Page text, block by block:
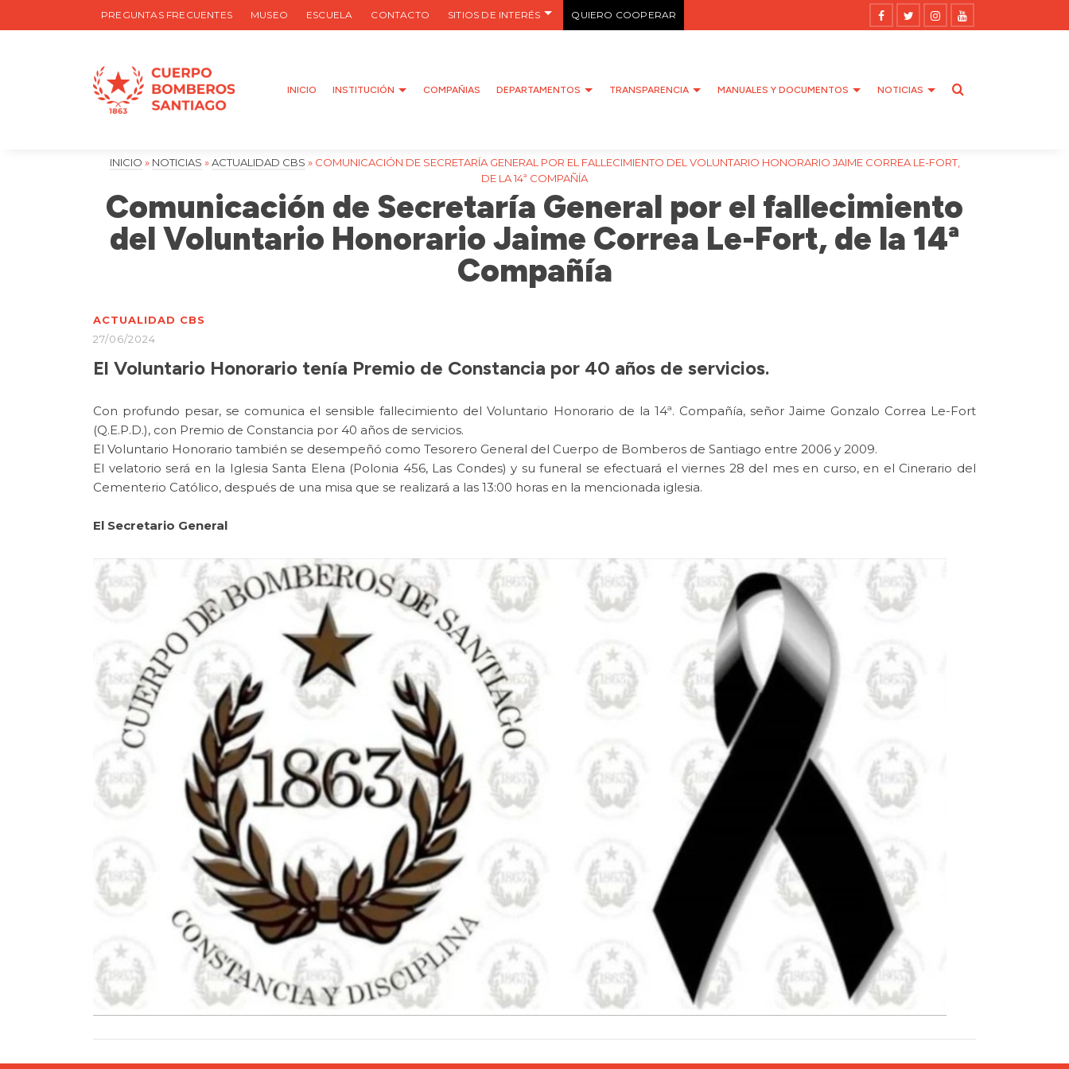
PREGUNTAS FRECUENTES MUSEO ESCUELA CONTACTO SITIOS DE INTERÉS QUIERO COOPERAR
INICIO INSTITUCIÓN COMPAÑIAS DEPARTAMENTOS TRANSPARENCIA MANUALES Y DOCUMENTOS NOTICIAS
INICIO » NOTICIAS » ACTUALIDAD CBS » COMUNICACIÓN DE SECRETARÍA GENERAL POR EL FALLECIMIENTO DEL VOLUNTARIO HONORARIO JAIME CORREA LE-FORT,
DE LA 14ª COMPAÑÍA
Comunicación de Secretaría General por el fallecimiento
del Voluntario Honorario Jaime Correa Le-Fort, de la 14ª
Compañía
ACTUALIDAD CBS
27/06/2024
El Voluntario Honorario tenía Premio de Constancia por 40 años de servicios.
Con profundo pesar, se comunica el sensible fallecimiento del Voluntario Honorario de la 14ª. Compañía, señor Jaime Gonzalo Correa Le-Fort
(Q.E.P.D.), con Premio de Constancia por 40 años de servicios.
El Voluntario Honorario también se desempeñó como Tesorero General del Cuerpo de Bomberos de Santiago entre 2006 y 2009.
El velatorio será en la Iglesia Santa Elena (Polonia 456, Las Condes) y su funeral se efectuará el viernes 28 del mes en curso, en el Cinerario del
Cementerio Católico, después de una misa que se realizará a las 13:00 horas en la mencionada iglesia.
El Secretario General